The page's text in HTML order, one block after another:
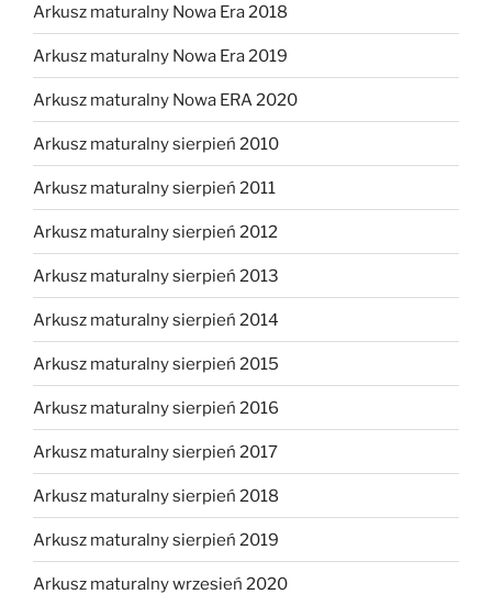
Arkusz maturalny Nowa Era 2018
Arkusz maturalny Nowa Era 2019
Arkusz maturalny Nowa ERA 2020
Arkusz maturalny sierpień 2010
Arkusz maturalny sierpień 2011
Arkusz maturalny sierpień 2012
Arkusz maturalny sierpień 2013
Arkusz maturalny sierpień 2014
Arkusz maturalny sierpień 2015
Arkusz maturalny sierpień 2016
Arkusz maturalny sierpień 2017
Arkusz maturalny sierpień 2018
Arkusz maturalny sierpień 2019
Arkusz maturalny wrzesień 2020